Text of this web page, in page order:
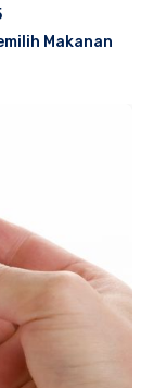
Makanan